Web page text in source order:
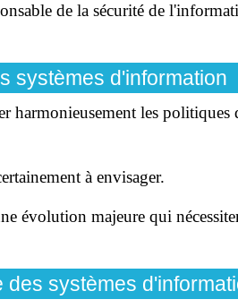
de la sécurité de
systèmes d'information
les politiques
à envisager.
évolution majeure qui
systèmes